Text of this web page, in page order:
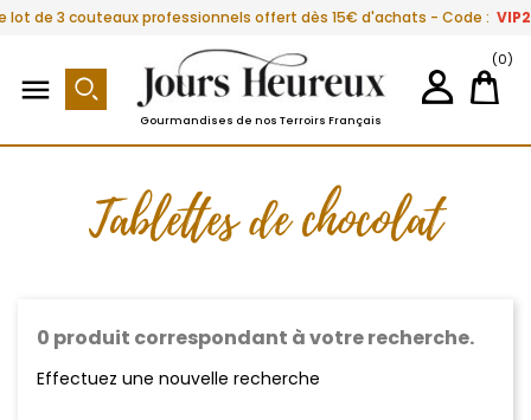
lot de 3 couteaux professionnels offert dès 15€ d'achats - Code :

Gourmandises de nos Terroirs Français
(0)
Tablettes de chocolat
0 produit correspondant à votre recherche.
Effectuez une nouvelle recherche